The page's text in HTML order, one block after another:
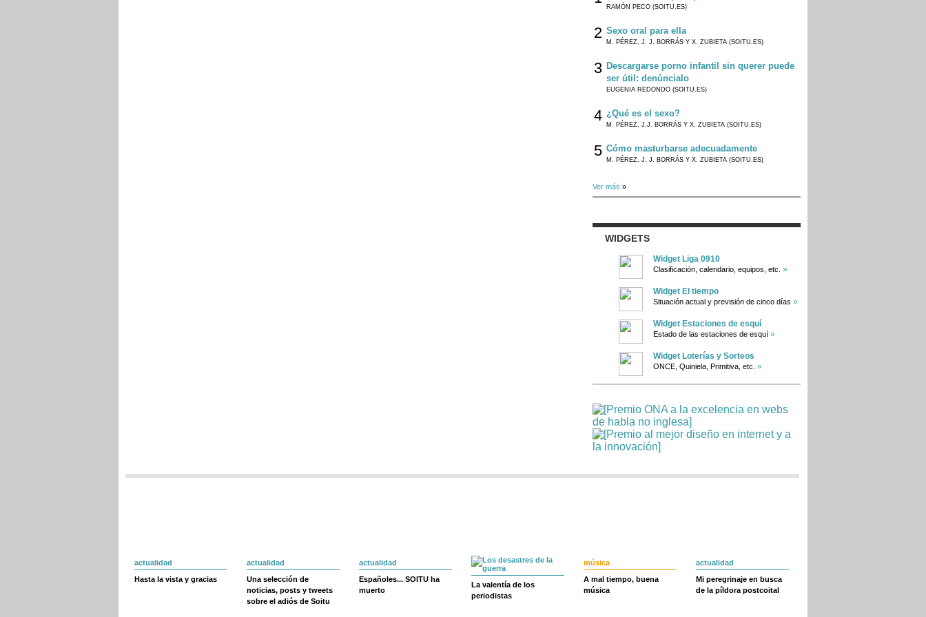
RAMÓN PECO (SOITU.ES)
2 Sexo oral para ella
M. PÉREZ, J. J. BORRÁS Y X. ZUBIETA (SOITU.ES)
3 Descargarse porno infantil sin querer puede
ser útil: denúncialo
EUGENIA REDONDO (SOITU.ES)
4 ¿Qué es el sexo?
M. PÉREZ, J.J. BORRÁS Y X. ZUBIETA (SOITU.ES)
5 Cómo masturbarse adecuadamente
M. PÉREZ, J. J. BORRÁS Y X. ZUBIETA (SOITU.ES)
Ver más »
WIDGETS
Widget Liga 0910
Clasificación, calendario, equipos, etc. »
Widget El tiempo
Situación actual y previsión de cinco días »
Widget Estaciones de esquí
Estado de las estaciones de esquí »
Widget Loterías y Sorteos
ONCE, Quiniela, Primitiva, etc. »
actualidad
Hasta la vista y gracias
actualidad
Una selección de
noticias, posts y tweets
sobre el adiós de Soitu
actualidad
Españoles... SOITU ha
muerto
La valentía de los
periodistas
música
A mal tiempo, buena
música
actualidad
Mi peregrinaje en busca
de la píldora postcoital